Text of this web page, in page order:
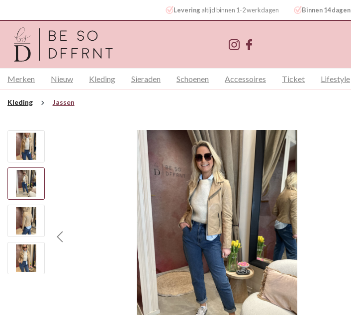
Levering altijd binnen 1-2 werkdagen Binnen 14 dagen
Merken Nieuw Kleding Sieraden Schoenen Accessoires Ticket Lifestyle
Kleding Jassen